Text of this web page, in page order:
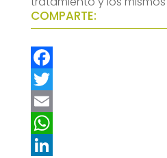
COMPARTE:
F
a
c
e
T
w
E
m
W